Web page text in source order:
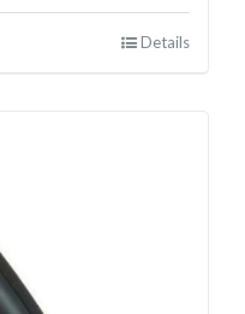
Details